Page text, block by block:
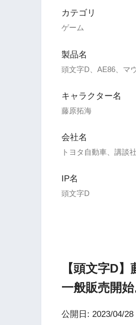
カテゴリ
ゲーム
製品名
頭文字D、AE86、マ
キャラクター名
藤原拓海
会社名
トヨタ自動車、講談社
IP名
頭文字D
【頭文字D
一般販売開始
公開日: 2023/04/28